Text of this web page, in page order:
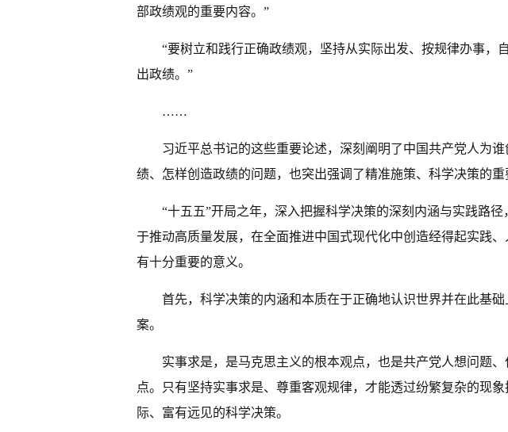
部政绩观的重要内容。”
“要树立和践行正确政绩观，坚持从实际出发、按规律办事，
出政绩。”
……
习近平总书记的这些重要论述，深刻阐明了中国共产党人为
绩、怎样创造政绩的问题，也突出强调了精准施策、科学决策的重
“十五五”开局之年，深入把握科学决策的深刻内涵与实践路
于推动高质量发展，在全面推进中国式现代化中创造经得起实践
有十分重要的意义。
首先，科学决策的内涵和本质在于正确地认识世界并在此基
案。
实事求是，是马克思主义的根本观点，也是共产党人想问题
点。只有坚持实事求是、尊重客观规律，才能透过纷繁复杂的现
际、富有远见的科学决策。